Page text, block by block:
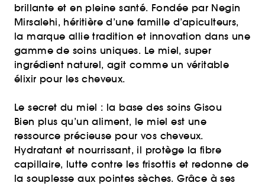
brillante et en pleine santé. Fondée par Negin
Mirsalehi, héritière d’une famille d’apiculteurs,
la marque allie tradition et innovation dans une
gamme de soins uniques. Le miel, super
ingrédient naturel, agit comme un véritable
élixir pour les cheveux.
Le secret du miel : la base des soins Gisou
Bien plus qu’un aliment, le miel est une
ressource précieuse pour vos cheveux.
Hydratant et nourrissant, il protège la fibre
capillaire, lutte contre les frisottis et redonne de
la souplesse aux pointes sèches. Grâce à ses